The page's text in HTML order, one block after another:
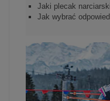
Jaki plecak
Jak wybrać